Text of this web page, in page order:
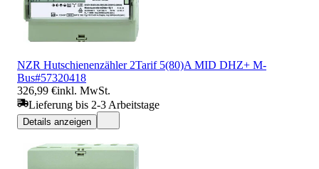
NZR Hutschienenzähler 2Tarif 5(80)A MID DHZ+ M-
Bus#57320418
326,99 €inkl. MwSt.
Lieferung bis 2-3 Arbeitstage
Details anzeigen